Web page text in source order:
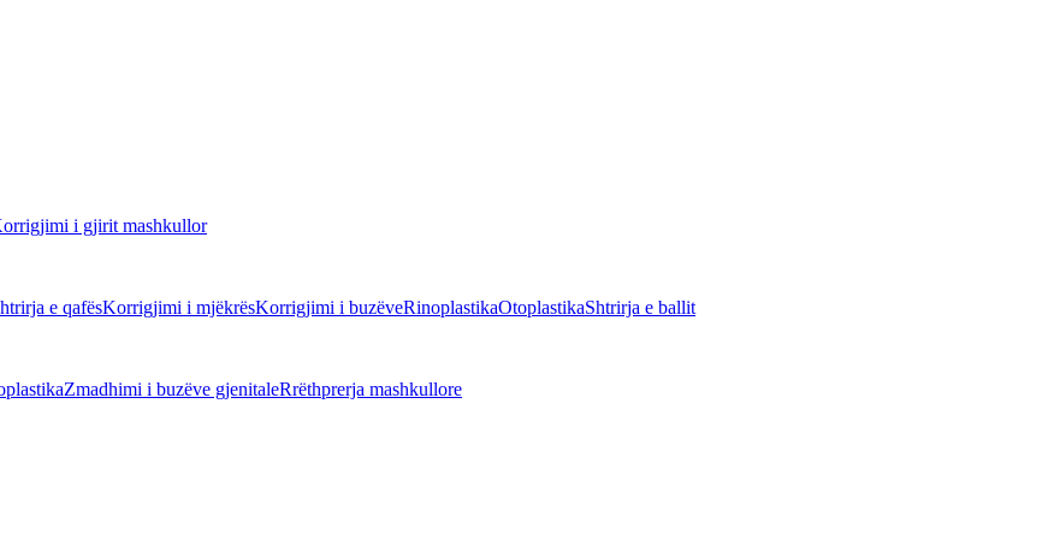
i gjirit mashkullor
e qafësKorrigjimi i mjëkrësKorrigjimi i buzëveRinoplastikaOtoplastikaShtrirja e ballit
Zmadhimi i buzëve gjenitaleRrëthprerja mashkullore